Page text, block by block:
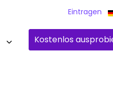
Eintragen
Kostenlos